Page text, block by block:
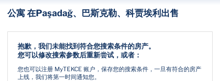
公寓 在Paşadağ、巴斯克勒、科贾埃利出售
抱歉，我们未能找到符合您搜索条件的房产。
您可以修改搜索参数后重新尝试，或者：
您也可以注册 MyTEKCE 账户，保存您的搜索条件，一旦有符合的房产
上线，我们将第一时间通知您。